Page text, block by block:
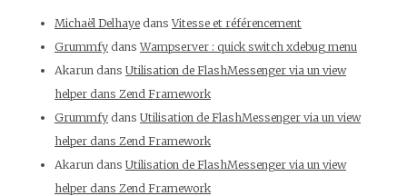
Michaël Delhaye dansVitesse et référencement
Grummfy dansWampserver : quick switch xdebug menu
Akarun dans Utilisation de FlashMessenger via un view
helper dans Zend Framework
Grummfy dans Utilisation de FlashMessenger via un view
helper dans Zend Framework
Akarun dans Utilisation de FlashMessenger via un view
helper dans Zend Framework